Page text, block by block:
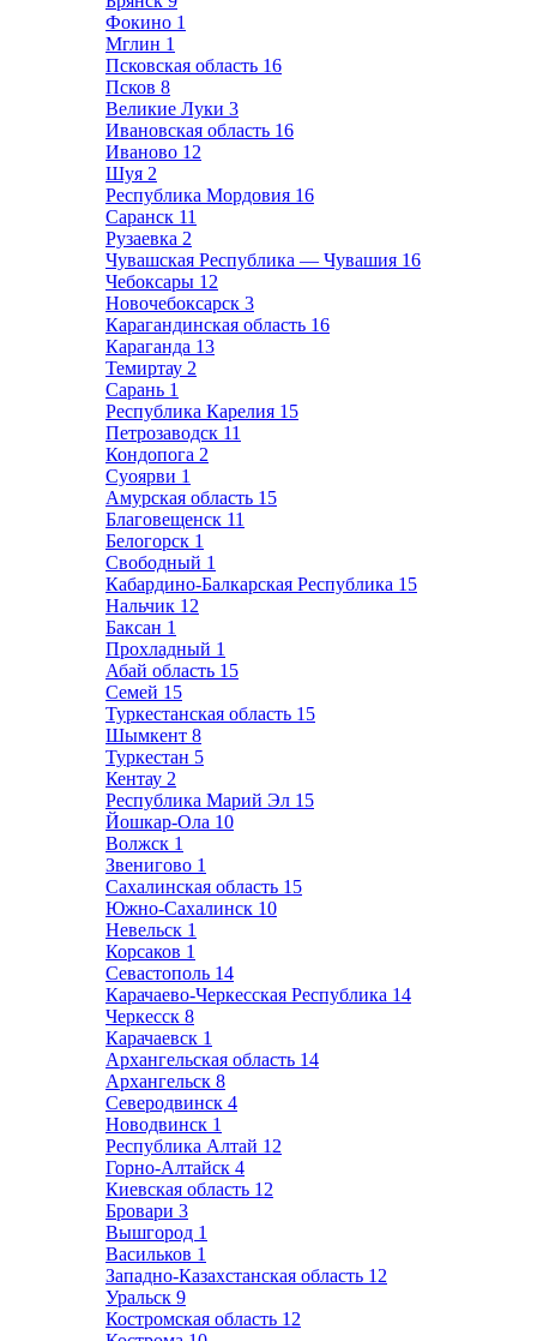
Фокино 1
Мглин 1
Псковская область 16
Псков 8
Великие Луки 3
Ивановская область 16
Иваново 12
Шуя 2
Республика Мордовия 16
Саранск 11
Рузаевка 2
Чувашская Республика — Чувашия 16
Чебоксары 12
Новочебоксарск 3
Карагандинская область 16
Караганда 13
Темиртау 2
Сарань 1
Республика Карелия 15
Петрозаводск 11
Кондопога 2
Суоярви 1
Амурская область 15
Благовещенск 11
Белогорск 1
Свободный 1
Кабардино-Балкарская Республика 15
Нальчик 12
Баксан 1
Прохладный 1
Абай область 15
Семей 15
Туркестанская область 15
Шымкент 8
Туркестан 5
Кентау 2
Республика Марий Эл 15
Йошкар-Ола 10
Волжск 1
Звенигово 1
Сахалинская область 15
Южно-Сахалинск 10
Невельск 1
Корсаков 1
Севастополь 14
Карачаево-Черкесская Республика 14
Черкесск 8
Карачаевск 1
Архангельская область 14
Архангельск 8
Северодвинск 4
Новодвинск 1
Республика Алтай 12
Горно-Алтайск 4
Киевская область 12
Бровари 3
Вышгород 1
Васильков 1
Западно-Казахстанская область 12
Уральск 9
Костромская область 12